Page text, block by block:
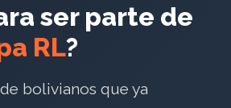
ser parte de
RL?
bolivianos que ya